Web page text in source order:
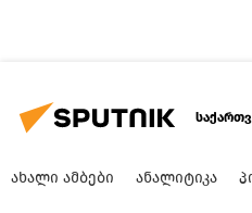
ᲐᲮᲐᲚᲘ ᲐᲛᲑᲔᲑᲘ ᲐᲜᲐᲚᲘᲢᲘᲙᲐ